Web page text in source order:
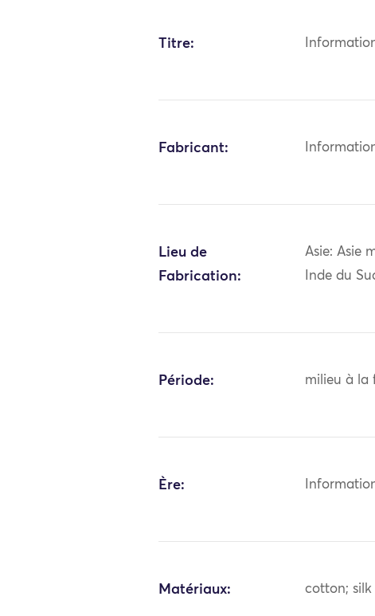
Titre:
Fabricant:
Lieu de
Fabrication:
Asie: Asie
Inde du
Période: milieu à la
Ère:
Matériaux: cotton; silk